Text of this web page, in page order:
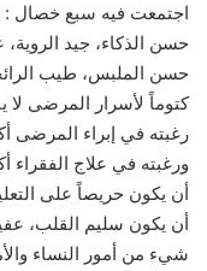
اجتمعت فيه سبع خصال :
حسن الذكاء، جيد الروية،
حسن الملبس، طيب
كتوماً لأسرار المرضى لا
رغبته في إبراء المرضى
ورغبته في علاج الفقراء
أن يكون حريصاً على
أن يكون سليم القلب،
شيء من أمور النساء